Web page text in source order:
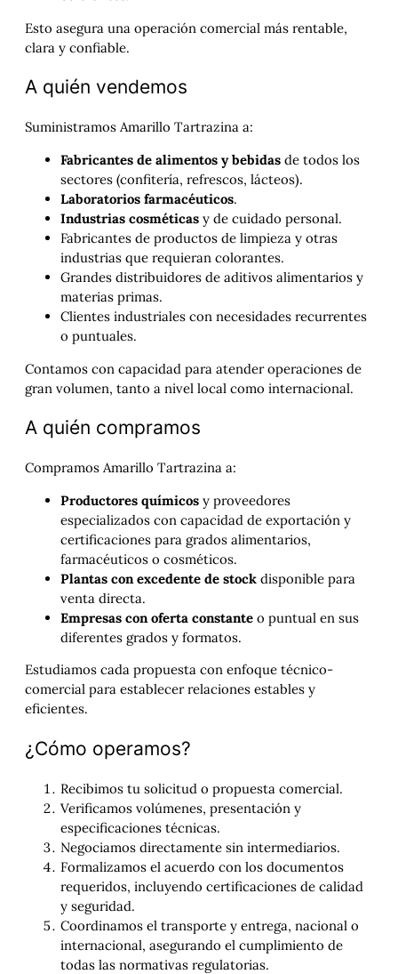
Esto asegura una operación comercial más rentable,
clara y confiable.
A quién vendemos
Suministramos Amarillo Tartrazina a:
Fabricantes de alimentos y bebidas de todos los
sectores (confitería, refrescos, lácteos).
Laboratorios farmacéuticos.
Industrias cosméticas y de cuidado personal.
Fabricantes de productos de limpieza y otras
industrias que requieran colorantes.
Grandes distribuidores de aditivos alimentarios y
materias primas.
Clientes industriales con necesidades recurrentes
o puntuales.
Contamos con capacidad para atender operaciones de
gran volumen, tanto a nivel local como internacional.
A quién compramos
Compramos Amarillo Tartrazina a:
Productores químicos y proveedores
especializados con capacidad de exportación y
certificaciones para grados alimentarios,
farmacéuticos o cosméticos.
Plantas con excedente de stock disponible para
venta directa.
Empresas con oferta constante o puntual en sus
diferentes grados y formatos.
Estudiamos cada propuesta con enfoque técnico-
comercial para establecer relaciones estables y
eficientes.
¿Cómo operamos?
Recibimos tu solicitud o propuesta comercial.
Verificamos volúmenes, presentación y
especificaciones técnicas.
Negociamos directamente sin intermediarios.
Formalizamos el acuerdo con los documentos
requeridos, incluyendo certificaciones de calidad
y seguridad.
Coordinamos el transporte y entrega, nacional o
internacional, asegurando el cumplimiento de
todas las normativas regulatorias.